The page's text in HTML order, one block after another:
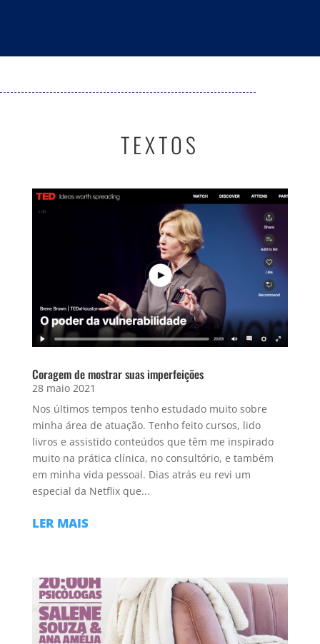
TEXTOS
Coragem de mostrar suas imperfeições
28 maio 2021
Nos últimos tempos tenho estudado muito sobre
minha área de atuação. Tenho feito cursos, lido
livros e assistido conteúdos que têm me inspirado
muito na prática clínica, no consultório, e também
em minha vida pessoal. Dias atrás eu revi um
especial da Netflix que...
LER MAIS